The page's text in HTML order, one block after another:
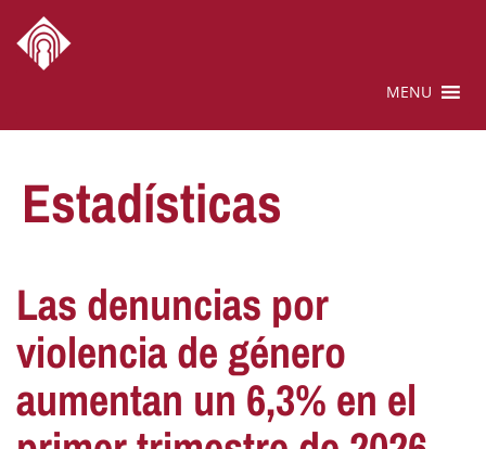
MENU
Estadísticas
Las denuncias por
violencia de género
aumentan un 6,3% en el